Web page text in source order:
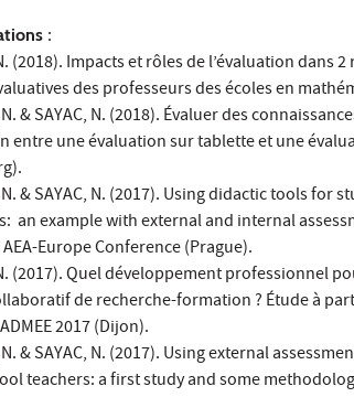
:
(2018). Impacts et rôles de l’évaluation
des professeurs des écoles en
& SAYAC, N. (2018). Évaluer des
entre une évaluation sur tablette et une
N. & SAYAC, N. (2017). Using didactic tools
an example with external and internal
Europe Conference (Prague).
(2017). Quel développement professionnel
de recherche-formation ? Étude à
2017 (Dijon).
N. & SAYAC, N. (2017). Using external
teachers: a first study and some